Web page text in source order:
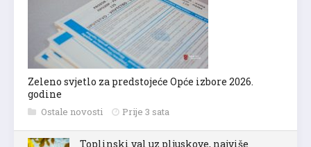
Zeleno svjetlo za predstojeće Opće izbore 2026.
godine
Ostale novosti Prije 3 sata
Toplinski val uz pljuskove, najviše